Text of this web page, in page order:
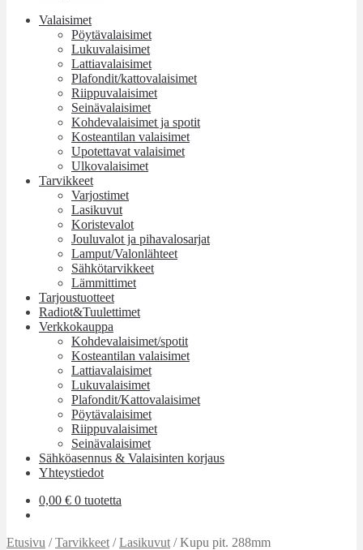
Valaisimet
Pöytävalaisimet
Lukuvalaisimet
Lattiavalaisimet
Plafondit/kattovalaisimet
Riippuvalaisimet
Seinävalaisimet
Kohdevalaisimet ja spotit
Kosteantilan valaisimet
Upotettavat valaisimet
Ulkovalaisimet
Tarvikkeet
Varjostimet
Lasikuvut
Koristevalot
Jouluvalot ja pihavalosarjat
Lamput/Valonlähteet
Sähkötarvikkeet
Lämmittimet
Tarjoustuotteet
Radiot&Tuulettimet
Verkkokauppa
Kohdevalaisimet/spotit
Kosteantilan valaisimet
Lattiavalaisimet
Lukuvalaisimet
Plafondit/Kattovalaisimet
Pöytävalaisimet
Riippuvalaisimet
Seinävalaisimet
Sähköasennus & Valaisinten korjaus
Yhteystiedot
0,00 € 0 tuotetta
Etusivu /Tarvikkeet /Lasikuvut /Kupu pit. 288mm